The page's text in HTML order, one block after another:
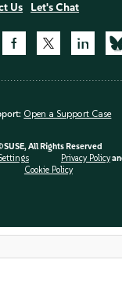
Us
Let's Chat
Open a Support Case
All Rights Reserved
Privacy Policy
Cookie Policy